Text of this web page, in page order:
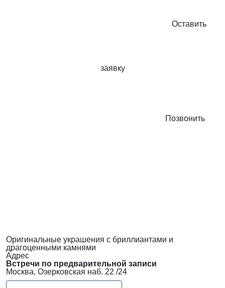
Оставить
заявку
Позвонить
Оригинальные украшения с бриллиантами и
драгоценными камнями
Адрес
Встречи по предварительной записи
Москва, Озерковская наб. 22 /24